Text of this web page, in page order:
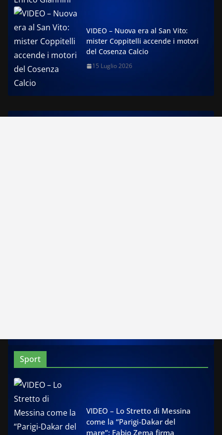
VIDEO – Nuova era al San Vito:
mister Coppitelli accende i motori
del Cosenza Calcio
15 Luglio 2026
Sport
VIDEO – Lo Stretto di Messina
come la “Parigi-Dakar del
mare”: Fabio Zema firma